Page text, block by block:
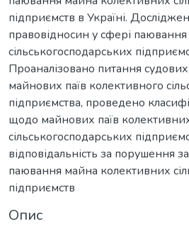
підприємств в Україні.
правовідносин у сфері
сільськогосподарських
Проаналізовано питання
майнових паїв колективного
підприємства, проведено
щодо майнових паїв
сільськогосподарських
відповідальність за порушення
паювання майна колективних
підприємств
Опис